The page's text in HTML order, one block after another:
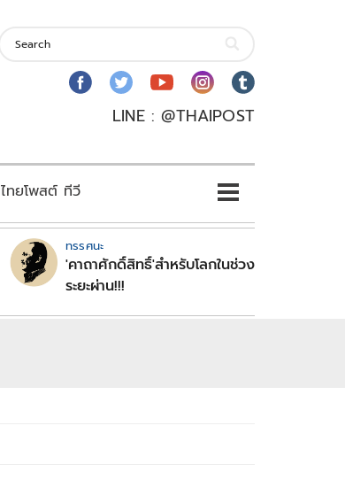
LINE : @THAIPOST
ไทยโพสต์ ทีวี
ทรรศนะ
'คาถาศักดิ์สิทธิ์'สำหรับโลกในช่วง
ระยะผ่าน!!!